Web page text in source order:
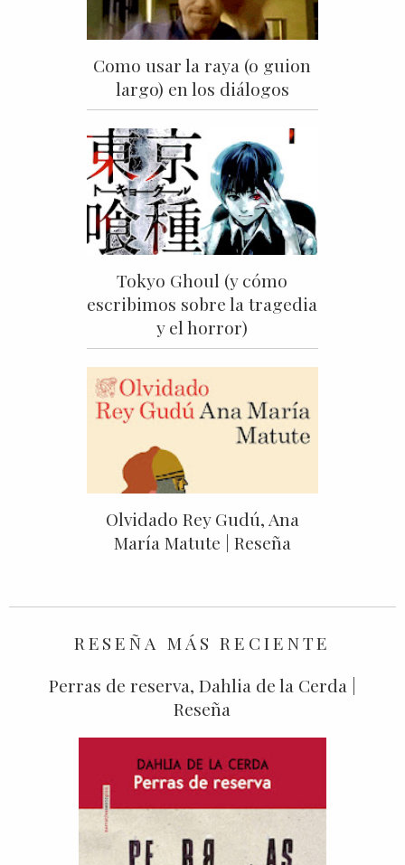
Como usar la raya (o guion
largo) en los diálogos
Tokyo Ghoul (y cómo
escribimos sobre la tragedia
y el horror)
Olvidado Rey Gudú, Ana
María Matute | Reseña
RESEÑA MÁS RECIENTE
Perras de reserva, Dahlia de la Cerda |
Reseña